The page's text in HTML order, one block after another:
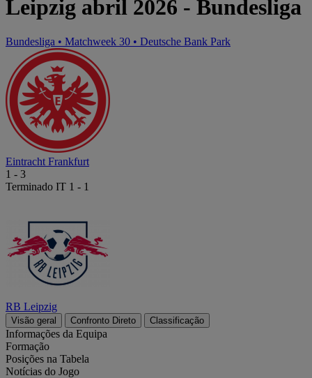
Leipzig abril 2026 - Bundesliga
Bundesliga • Matchweek 30 • Deutsche Bank Park
Eintracht Frankfurt
1 - 3
Terminado IT 1 - 1
RB Leipzig
Visão geral Confronto Direto Classificação
Informações da Equipa
Formação
Posições na Tabela
Notícias do Jogo